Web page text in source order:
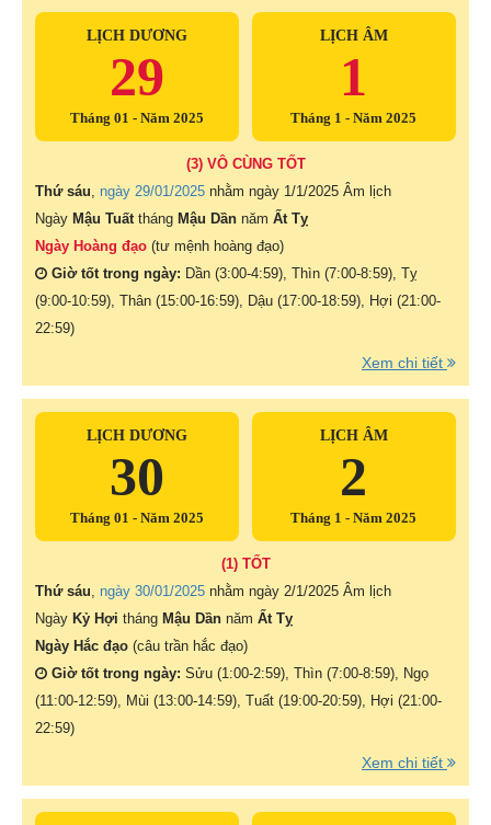
LỊCH DƯƠNG
29
Tháng 01 - Năm 2025
LỊCH ÂM
1
Tháng 1 - Năm 2025
(3) VÔ CÙNG TỐT
Thứ sáu ngày 29/01/2025 nhằm ngày 1/1/2025 Âm lịch
Ngày Mậu Tuất tháng Mậu Dần năm Ất Tỵ
Ngày Hoàng đạo (tư mệnh hoàng đạo)
Giờ tốt trong ngày: Dần (3:00-4:59), Thìn (7:00-8:59), Tỵ
(9:00-10:59), Thân (15:00-16:59), Dậu (17:00-18:59), Hợi (21:00-
22:59)
Xem chi tiết
LỊCH DƯƠNG
30
Tháng 01 - Năm 2025
LỊCH ÂM
2
Tháng 1 - Năm 2025
(1) TỐT
Thứ sáu ngày 30/01/2025 nhằm ngày 2/1/2025 Âm lịch
Ngày Kỷ Hợi tháng Mậu Dần năm Ất Tỵ
Ngày Hắc đạo (câu trần hắc đạo)
Giờ tốt trong ngày: Sửu (1:00-2:59), Thìn (7:00-8:59), Ngọ
(11:00-12:59), Mùi (13:00-14:59), Tuất (19:00-20:59), Hợi (21:00-
22:59)
Xem chi tiết